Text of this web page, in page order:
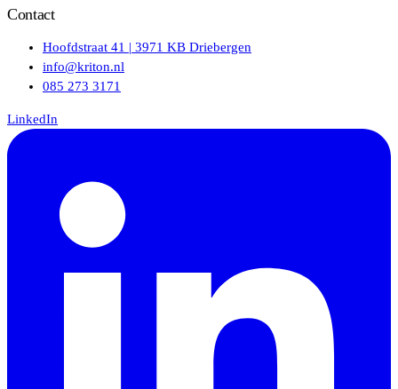
Contact
Hoofdstraat 41 | 3971 KB Driebergen
info@kriton.nl
085 273 3171
LinkedIn